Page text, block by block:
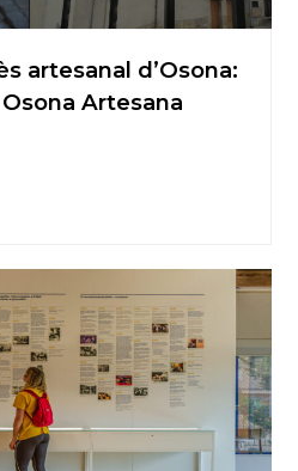
artesanal d’Osona:
Artesana